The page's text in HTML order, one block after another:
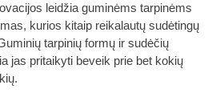
leidžia guminėms tarpinėms
kurios kitaip reikalautų sudėtingų
tarpinių formų ir sudėčių
jas pritaikyti beveik prie bet kokių